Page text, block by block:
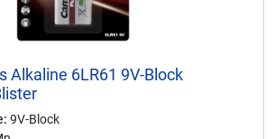
Alkaline 6LR61 9V-Block
9V-Block